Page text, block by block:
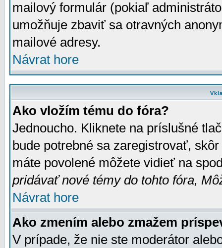
mailový formulár (pokiaľ
umožňuje zbaviť sa otravných
mailové adresy.
Návrat hore
Ako vložím tému do fóra?
Jednoucho. Kliknete na príslušné
bude potrebné sa zaregistrovať,
máte povolené môžete vidieť na
pridávať nové témy do tohto fóra,
Návrat hore
Ako zmením alebo zmažem
V prípade, že nie ste moderátor